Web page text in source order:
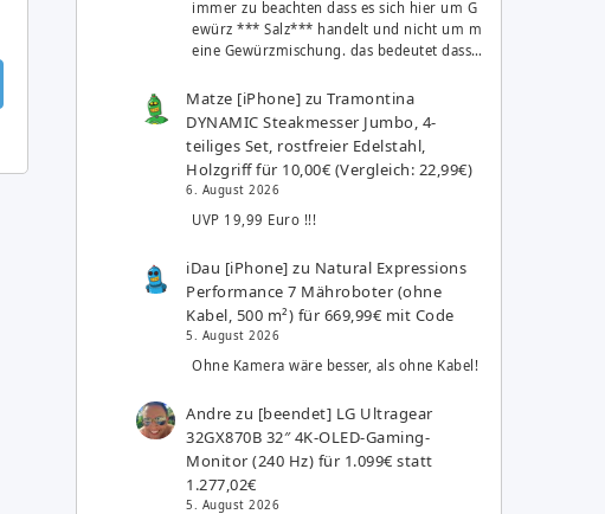
immer zu beachten dass es sich hier um G
ewürz *** Salz*** handelt und nicht um m
eine Gewürzmischung. das bedeutet dass…
Matze [iPhone] zuTramontina
DYNAMIC Steakmesser Jumbo, 4-
teiliges Set, rostfreier Edelstahl,
Holzgriff für 10,00€ (Vergleich: 22,99€)
6. August 2026
UVP 19,99 Euro !!!
iDau [iPhone] zu Natural Expressions
Performance 7 Mähroboter (ohne
Kabel, 500 m²) für 669,99€ mit Code
5. August 2026
Ohne Kamera wäre besser, als ohne Kabel!
Andre zu [beendet] LG Ultragear
32GX870B 32″ 4K-OLED-Gaming-
Monitor (240 Hz) für 1.099€ statt
1.277,02€
5. August 2026